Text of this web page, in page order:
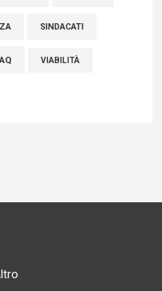
SINDACATI
VIABILITÀ